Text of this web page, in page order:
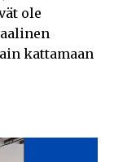
ole
kattamaan